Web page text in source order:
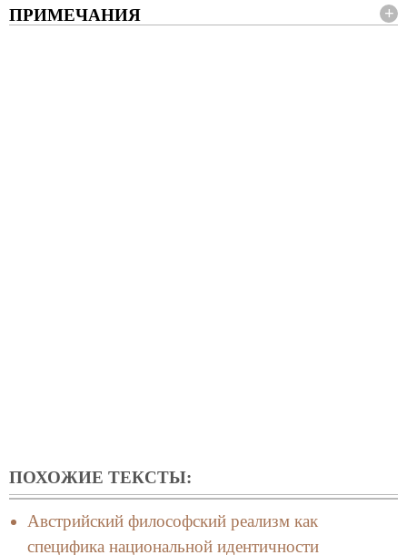
ПРИМЕЧАНИЯ
ПОХОЖИЕ ТЕКСТЫ:
Австрийский философский реализм как
специфика национальной идентичности